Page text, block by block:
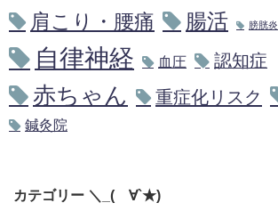
肩こり・腰痛 腸活 膀胱炎
自律神経 血圧 認知症
赤ちゃん 重症化リスク
鍼灸院
カテゴリー ＼_(´∀`★)